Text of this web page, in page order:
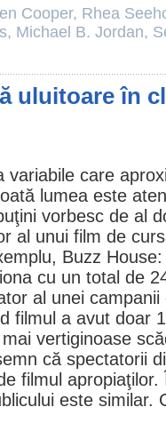
Cooper, Rhea
, Michael B. Jordan,
uluitoare în
variabile care
lumea este
vorbesc de al
al unui film de
Buzz
cu un total de
al unei
filmul a avut doar
vertiginoase
că spectatorii
filmul
este similar.